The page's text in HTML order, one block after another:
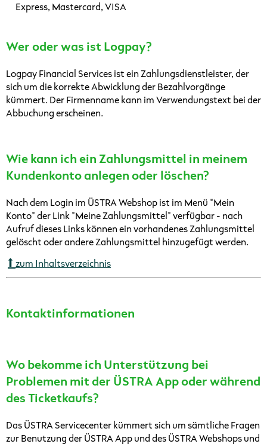
Express, Mastercard, VISA
Wer oder was ist Logpay?
Logpay Financial Services ist ein Zahlungsdienstleister, der
sich um die korrekte Abwicklung der Bezahlvorgänge
kümmert. Der Firmenname kann im Verwendungstext bei der
Abbuchung erscheinen.
Wie kann ich ein Zahlungsmittel in meinem
Kundenkonto anlegen oder löschen?
Nach dem Login im ÜSTRA Webshop ist im Menü "Mein
Konto" der Link "Meine Zahlungsmittel" verfügbar - nach
Aufruf dieses Links können ein vorhandenes Zahlungsmittel
gelöscht oder andere Zahlungsmittel hinzugefügt werden.
zum Inhaltsverzeichnis
Kontaktinformationen
Wo bekomme ich Unterstützung bei
Problemen mit der ÜSTRA App oder während
des Ticketkaufs?
Das ÜSTRA Servicecenter kümmert sich um sämtliche Fragen
zur Benutzung der ÜSTRA App und des ÜSTRA Webshops und